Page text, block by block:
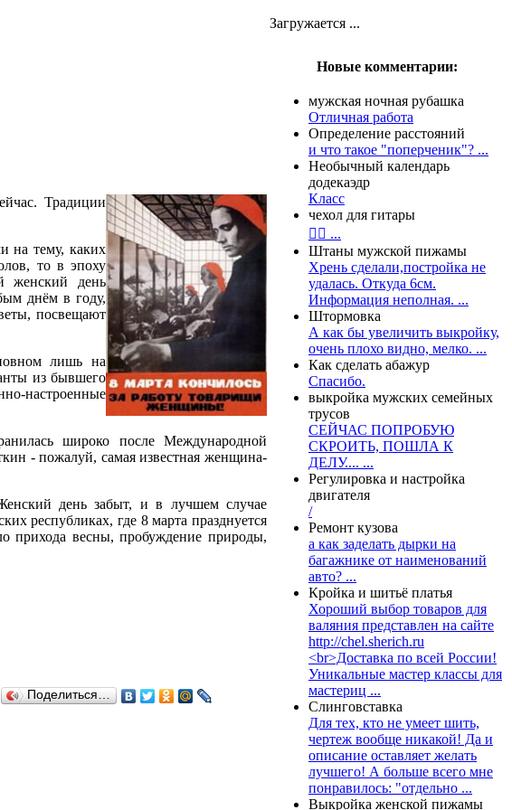
Загружается ...
Традиции
на тему, каких
то в эпоху
женский день
днём в году,
посвещают
лишь на
из бывшего
настроенные
широко после Международной
- пожалуй, самая известная женщина-
день забыт, и в лучшем случае
республиках, где 8 марта празднуется
прихода весны, пробуждение природы,
Поделиться…
Новые комментарии:
мужская ночная рубашка
Отличная работа
Определение расстояний
и что такое "поперченик"? ...
Необычный календарь
додекаэдр
Класс
чехол для гитары
👍🏻 ...
Штаны мужской пижамы
Хрень сделали,постройка не
удалась. Откуда 6см.
Информация неполная. ...
Штормовка
А как бы увеличить выкройку,
очень плохо видно, мелко. ...
Как сделать абажур
Спасибо.
выкройка мужских семейных
трусов
СЕЙЧАС ПОПРОБУЮ
СКРОИТЬ, ПОШЛА К
ДЕЛУ.... ...
Регулировка и настройка
двигателя
/
Ремонт кузова
а как заделать дырки на
багажнике от наименований
авто? ...
Кройка и шитьё платья
Хороший выбор товаров для
валяния представлен на сайте
http://chel.sherich.ru
<br>Доставка по всей России!
Уникальные мастер классы для
мастериц ...
Слинговставка
Для тех, кто не умеет шить,
чертеж вообще никакой! Да и
описание оставляет желать
лучшего! А больше всего мне
понравилось: "отдельно ...
Выкройка женской пижамы